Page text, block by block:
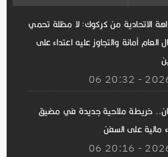
الاتحادية من كركوك: لا مظلة تحمي
العام أمانة والتجاوز عليه اعتداء على
خريطة ملاحية جديدة في مضيق
مالية على السفن